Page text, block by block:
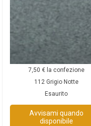
7,50 € la confezione
112 Grigio Notte
Esaurito
Avvisami quando
disponibile